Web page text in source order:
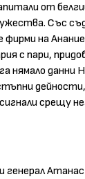
от
Със
на
с пари,
нямало данни
срещу
генерал